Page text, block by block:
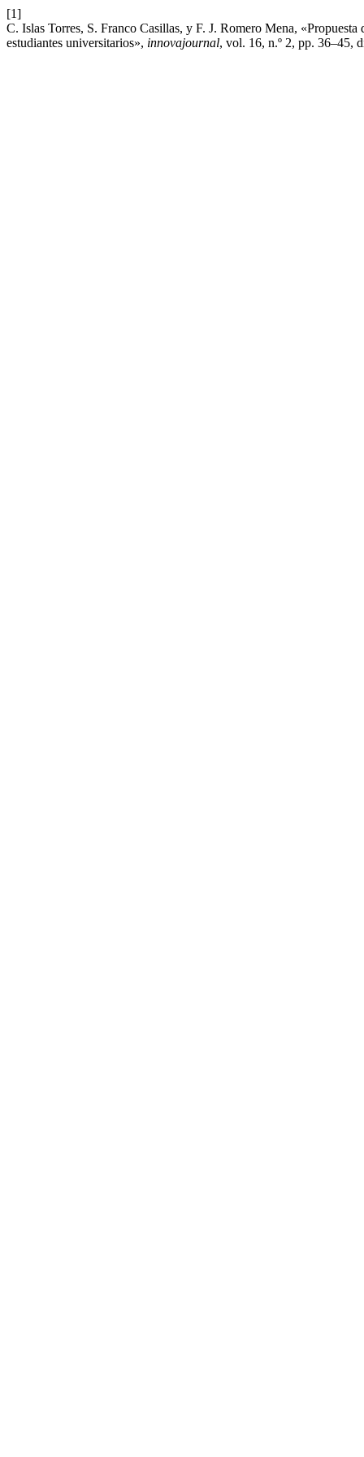
[1]
C. Islas Torres, S. Franco Casillas, y F. J. Romero Mena,
estudiantes universitarios», innovajournal, vol. 16, n.º 2, pp. 36–45,